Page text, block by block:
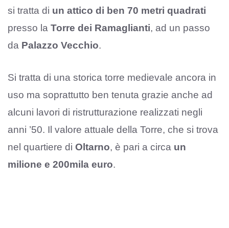
si tratta di un attico di ben 70 metri quadrati
presso la Torre dei Ramaglianti, ad un passo
da Palazzo Vecchio.
Si tratta di una storica torre medievale ancora in
uso ma soprattutto ben tenuta grazie anche ad
alcuni lavori di ristrutturazione realizzati negli
anni ’50. Il valore attuale della Torre, che si trova
nel quartiere di Oltarno, è pari a circa un
milione e 200mila euro.